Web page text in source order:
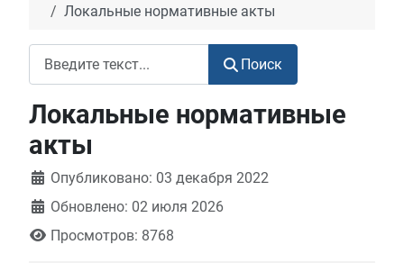
Локальные нормативные акты
Поиск
Локальные нормативные
акты
Информация о материале
Опубликовано: 03 декабря 2022
Обновлено: 02 июля 2026
Просмотров: 8768